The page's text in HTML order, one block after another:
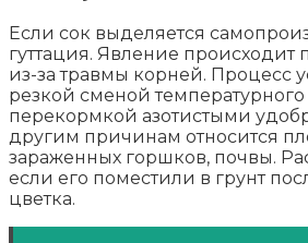
Если сок выделяется
гуттация. Явление происходит
из-за травмы корней. Процесс
резкой сменой
перекормкой азотистыми
другим причинам относится
зараженных горшков, почвы.
если его поместили в грунт
цветка.